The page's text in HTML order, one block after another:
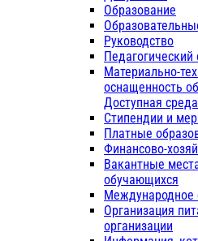
Образование
Руководство
Педагогический
Материально-
оснащенность
Доступная среда
Стипендии и
Платные
Финансово-
Вакантные
обучающихся
Международное
Организация
организации